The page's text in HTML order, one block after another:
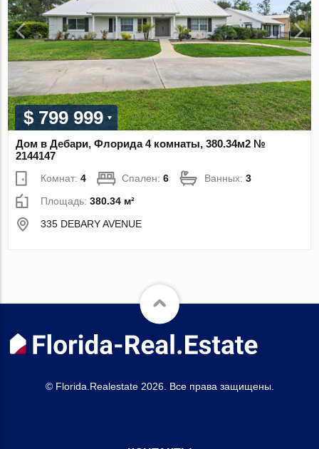
$ 799 999
Дом в Дебари, Флорида 4 комнаты, 380.34м2 №
2144147
Комнат:4 Спален:6 Ванных:3
Площадь:380.34 м²
335 DEBARY AVENUE
© Florida.Realestate 2026. Все права защищены.